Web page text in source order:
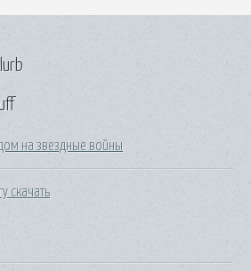
на звездные войны
скачать